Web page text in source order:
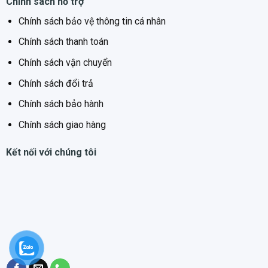
nữa đó là báo hiệu bằng đèn và tiếng chuông khi bạn
+ Dung tích ngăn lạnh (Gross Refrigerator Volume): 339
L
Chính sách bảo vệ thông tin cá nhân
Chính sách thanh toán
Chính sách vận chuyển
Chính sách đổi trả
Chính sách bảo hành
Chính sách giao hàng
Kết nối với chúng tôi